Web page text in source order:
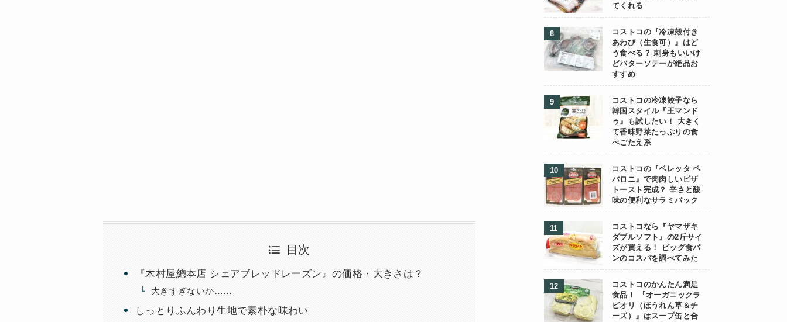
目次
『木村屋總本店 シェアブレッドレーズン』の価格・大きさは？
大きすぎないか……
しっとりふんわり生地で素朴な味わい
てくれる
コストコの『冷凍殻付き
あわび（生食可）』はど
う食べる？ 刺身もいいけ
どバターソテーが絶品お
すすめ
コストコの冷凍餃子なら
韓国スタイル『王マンド
ゥ』も試したい！ 大きく
て香味野菜たっぷりの食
べごたえ系
コストコの『ベレッタ ペ
パロニ』で肉肉しいピザ
トースト完成？ 辛さと酸
味の便利なサラミパック
コストコなら『ヤマザキ
ダブルソフト』の2斤サイ
ズが買える！ ビッグ食パ
ンのコスパを調べてみた
コストコのかんたん満足
食品！ 『オーガニックラ
ビオリ（ほうれん草＆チ
ーズ）』はスープ缶と合